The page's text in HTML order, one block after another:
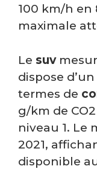
100 km/h en
maximale
Le suv
dispose d’un
termes de
g/km de
niveau 1. Le
2021,
disponible